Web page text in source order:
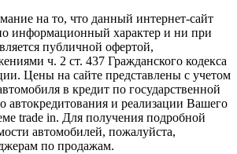
на то, что данный интернет-сайт
информационный характер и ни при
публичной офертой,
ч. 2 ст. 437 Гражданского кодекса
Цены на сайте представлены с учетом
в кредит по государственной
автокредитования и реализации Вашего
trade in. Для получения подробной
автомобилей, пожалуйста,
по продажам.